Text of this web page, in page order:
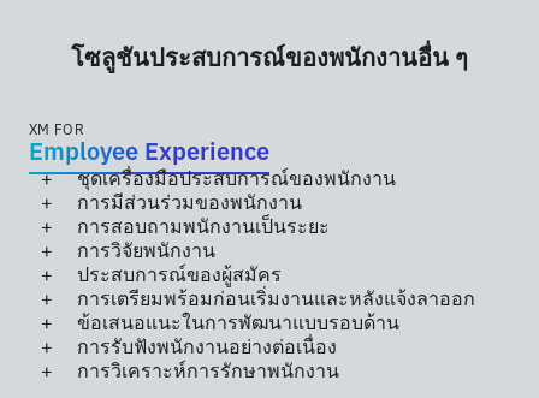
โซลูชันประสบการณ์ของพนักงานอื่น ๆ
XM FOR
Employee Experience
ชุดเครื่องมือประสบการณ์ของพนักงาน
การมีส่วนร่วมของพนักงาน
การสอบถามพนักงานเป็นระยะ
การวิจัยพนักงาน
ประสบการณ์ของผู้สมัคร
การเตรียมพร้อมก่อนเริ่มงานและหลังแจ้งลาออก
ข้อเสนอแนะในการพัฒนาแบบรอบด้าน
การรับฟังพนักงานอย่างต่อเนื่อง
การวิเคราะห์การรักษาพนักงาน